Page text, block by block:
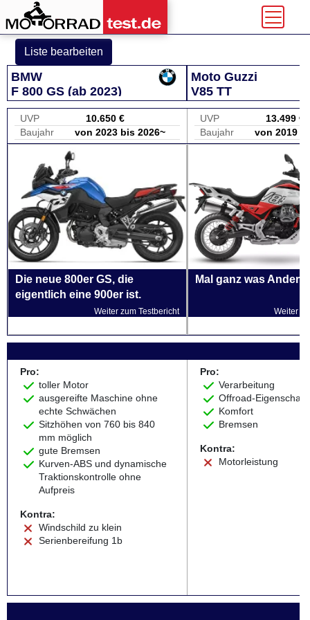
Liste bearbeiten
BMW
F 800 GS (ab 2023)
Moto Guzzi
V85 TT
UVP
10.650 €
Baujahr
von 2023 bis 2026~
UVP
13.499 €
Baujahr
von 2019
Die neue 800er GS, die
eigentlich eine 900er ist.
Weiter zum Testbericht
Mal ganz was
Weiter
Pro:
toller Motor
ausgereifte Maschine ohne
echte Schwächen
Sitzhöhen von 760 bis 840
mm möglich
gute Bremsen
Kurven-ABS und dynamische
Traktionskontrolle ohne
Aufpreis
Kontra:
Windschild zu klein
Serienbereifung 1b
Pro:
Verarbeitung
Offroad-
Komfort
Bremsen
Kontra:
Motorleistung